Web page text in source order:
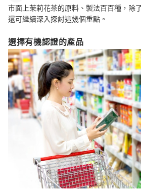
市面上茉莉花茶的原料、製法百百種，除
還可繼續深入探討這幾個重點。
選擇有機認證的產品